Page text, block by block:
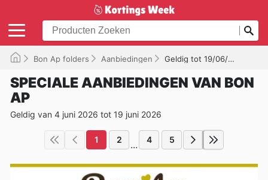
Bon Ap folders Aanbiedingen Geldig tot 19/06/2026
SPECIALE AANBIEDINGEN VAN BON
AP
Geldig van 4 juni 2026 tot 19 juni 2026
1 2 ... 4 5